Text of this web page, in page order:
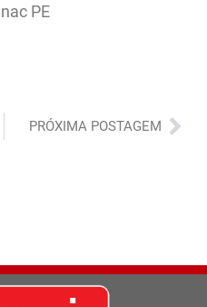
PE
PRÓXIMA POSTAGEM